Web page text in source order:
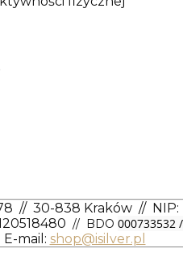
// 30-838 Kraków // NIP:
// BDO 000733532
E-mail: shop@isilver.pl